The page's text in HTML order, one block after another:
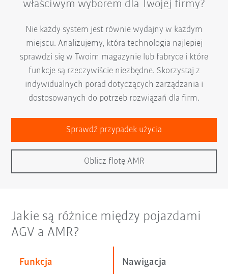
właściwym wyborem dla Twojej firmy?
Nie każdy system jest równie wydajny w każdym
miejscu. Analizujemy, która technologia najlepiej
sprawdzi się w Twoim magazynie lub fabryce i które
funkcje są rzeczywiście niezbędne. Skorzystaj z
indywidualnych porad dotyczących zarządzania i
dostosowanych do potrzeb rozwiązań dla firm.
Sprawdź przypadek użycia
Oblicz flotę AMR
Jakie są różnice między pojazdami
AGV a AMR?
Funkcja Nawigacja